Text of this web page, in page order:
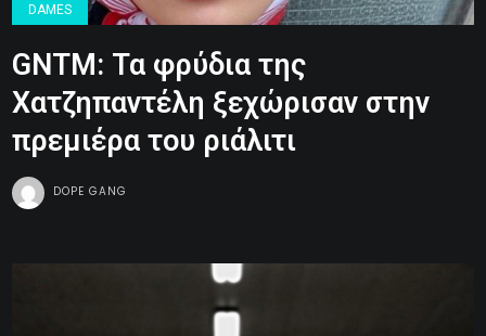
DAMES
GNTM: Τα φρύδια της
Χατζηπαντέλη ξεχώρισαν στην
πρεμιέρα του ριάλιτι
DOPE GANG